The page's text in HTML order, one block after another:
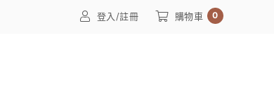
登入/註冊 購物車 0